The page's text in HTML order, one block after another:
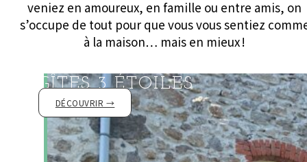
veniez en amoureux, en famille ou entre amis, on
s’occupe de tout pour que vous vous sentiez
à la maison… mais en mieux !
GÎTES 3 ÉTOILES
DÉCOUVRIR →